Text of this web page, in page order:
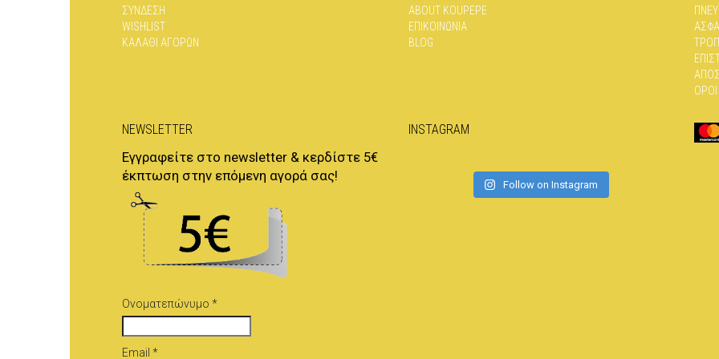
ΣΥΝΔΕΣΗ
WISHLIST
ΚΑΛΑΘΙ ΑΓΟΡΩΝ
ABOUT KOUPEPE
ΕΠΙΚΟΙΝΩΝΊΑ
BLOG
NEWSLETTER
Εγγραφείτε στο newsletter & κερδίστε 5€
έκπτωση στην επόμενη αγορά σας!
Ονοματεπώνυμο *
Email *
INSTAGRAM
Follow on Instagram